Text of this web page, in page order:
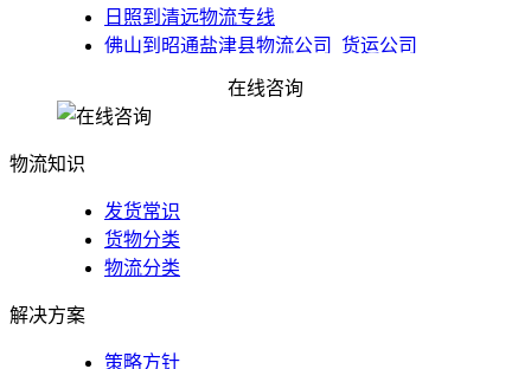
日照到清远物流专线
佛山到昭通盐津县物流公司_货运公司
佛山到合肥物流公司_货运公司_合肥专线
在线咨询
物流知识
发货常识
货物分类
物流分类
解决方案
策略方针